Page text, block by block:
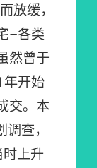
放缓，
–各类
然曾于
开始
交。本
查，
上升